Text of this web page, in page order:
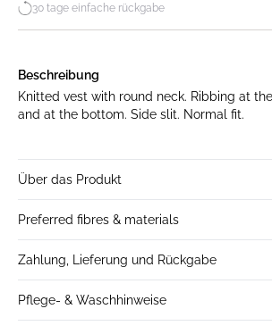
30 tage einfache rückgabe
Beschreibung
Knitted vest with round neck. Ribbing at
and at the bottom. Side slit. Normal fit.
Über das Produkt
Preferred fibres & materials
Zahlung, Lieferung und Rückgabe
Pflege- & Waschhinweise